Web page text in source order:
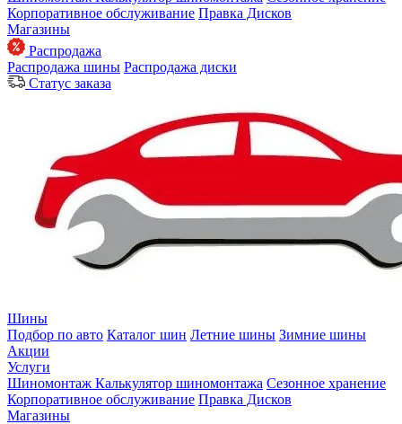
Корпоративное обслуживание Правка Дисков
Магазины
Распродажа
Распродажа шины Распродажа диски
Статус заказа
Шины
Подбор по авто Каталог шин Летние шины Зимние шины
Акции
Услуги
Шиномонтаж Калькулятор шиномонтажа Сезонное хранение
Корпоративное обслуживание Правка Дисков
Магазины